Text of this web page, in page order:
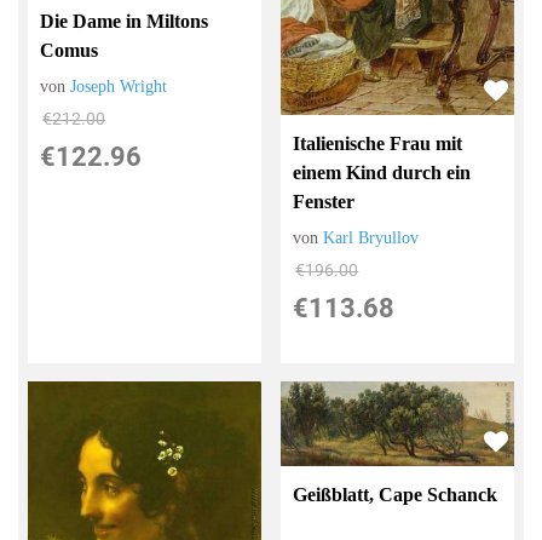
Die Dame in Miltons
Comus
vonJoseph Wright
€212.00
€122.96
Italienische Frau mit
einem Kind durch ein
Fenster
vonKarl Bryullov
€196.00
€113.68
Geißblatt, Cape Schanck